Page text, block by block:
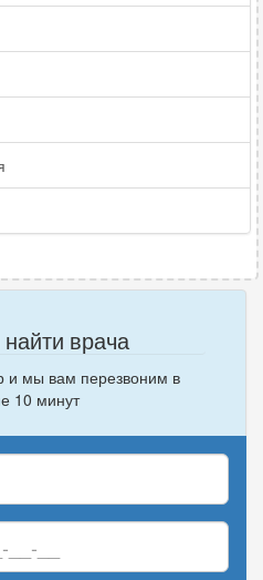
врача
и мы вам перезвоним в
10 минут
номер
телефона